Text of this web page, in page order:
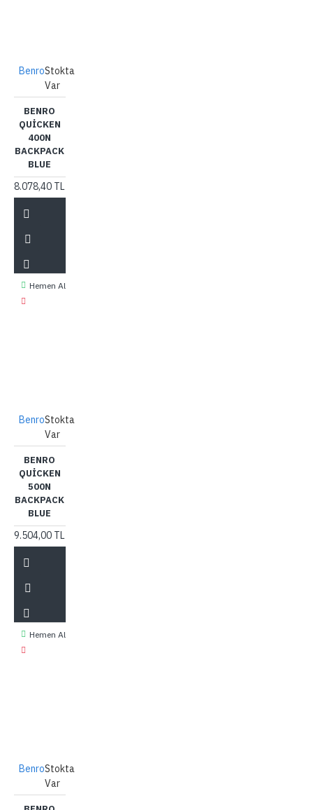
BenroStokta
Var
BENRO
QUICKEN
400N
BACKPACK
BLUE
8.078,40 TL
Hemen Al
BenroStokta
Var
BENRO
QUICKEN
500N
BACKPACK
BLUE
9.504,00 TL
Hemen Al
BenroStokta
Var